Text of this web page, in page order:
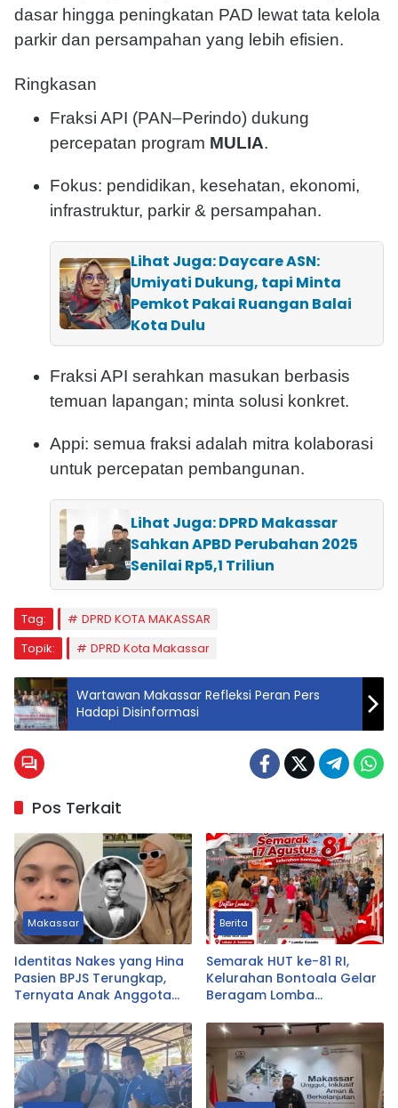
dasar hingga peningkatan PAD lewat tata kelola
parkir dan persampahan yang lebih efisien.
Ringkasan
Fraksi API (PAN–Perindo) dukung
percepatan program MULIA.
Fokus: pendidikan, kesehatan, ekonomi,
infrastruktur, parkir & persampahan.
Lihat Juga: Daycare ASN:
Umiyati Dukung, tapi Minta
Pemkot Pakai Ruangan Balai
Kota Dulu
Fraksi API serahkan masukan berbasis
temuan lapangan; minta solusi konkret.
Appi: semua fraksi adalah mitra kolaborasi
untuk percepatan pembangunan.
Lihat Juga: DPRD Makassar
Sahkan APBD Perubahan 2025
Senilai Rp5,1 Triliun
Tag:
DPRD KOTA MAKASSAR
Topik:
DPRD Kota Makassar
Wartawan Makassar Refleksi Peran Pers
Hadapi Disinformasi
Pos Terkait
Makassar
Identitas Nakes yang Hina
Pasien BPJS Terungkap,
Ternyata Anak Anggota
Berita
Semarak HUT ke-81 RI,
Kelurahan Bontoala Gelar
Beragam Lomba
Seluruh Warga